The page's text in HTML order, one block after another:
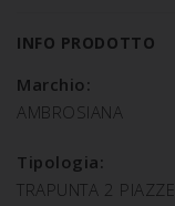
INFO PRODOTTO
Marchio:
AMBROSIANA
Tipologia:
TRAPUNTA 2 PIAZZE